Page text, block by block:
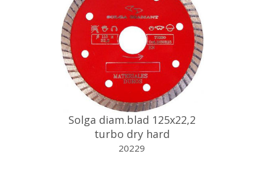
Solga diam.blad 125x22,2
turbo dry hard
20229